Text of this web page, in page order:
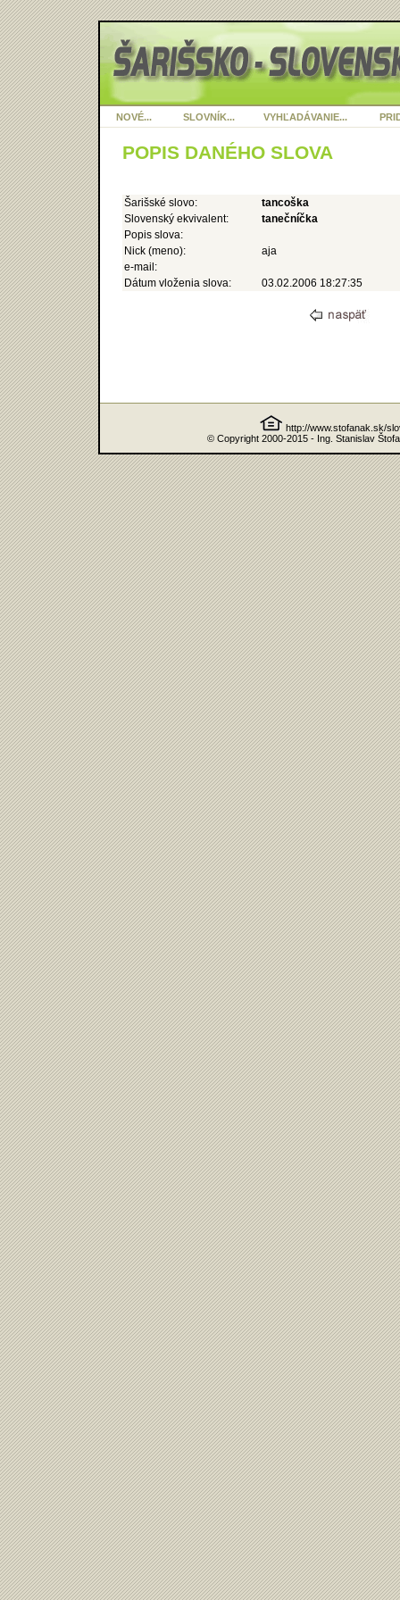
NOVÉ... SLOVNÍK... VYHĽADÁVANIE...
POPIS DANÉHO SLOVA
Šarišské slovo:
tancoška
Slovenský ekvivalent:
tanečníčka
Popis slova:
Nick (meno):
aja
e-mail:
Dátum vloženia slova:
03.02.2006 18:27:35
http://www.stofanak.sk/
© Copyright 2000-2015 - Ing. Stanislav